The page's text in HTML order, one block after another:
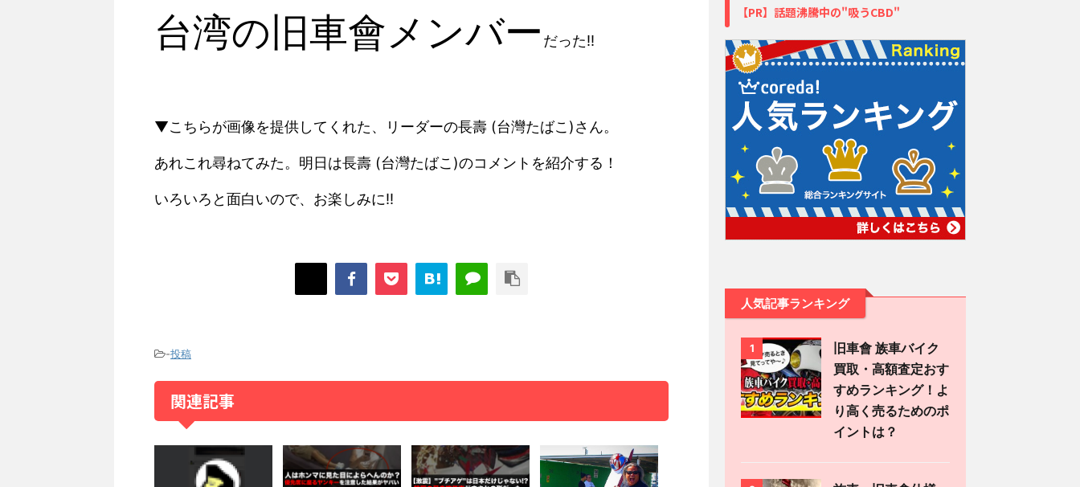
台湾の旧車會メンバー だった!!
▼こちらが画像を提供してくれた、リーダーの長壽 (台灣たばこ)さん。
あれこれ尋ねてみた。明日は長壽 (台灣たばこ)のコメントを紹介する！
いろいろと面白いので、お楽しみに!!
-投稿
関連記事
【PR】話題沸騰中の"吸うCBD"
人気記事ランキング
1
旧車會 族車バイク
買取・高額査定おす
すめランキング！よ
り高く売るためのポ
イントは？